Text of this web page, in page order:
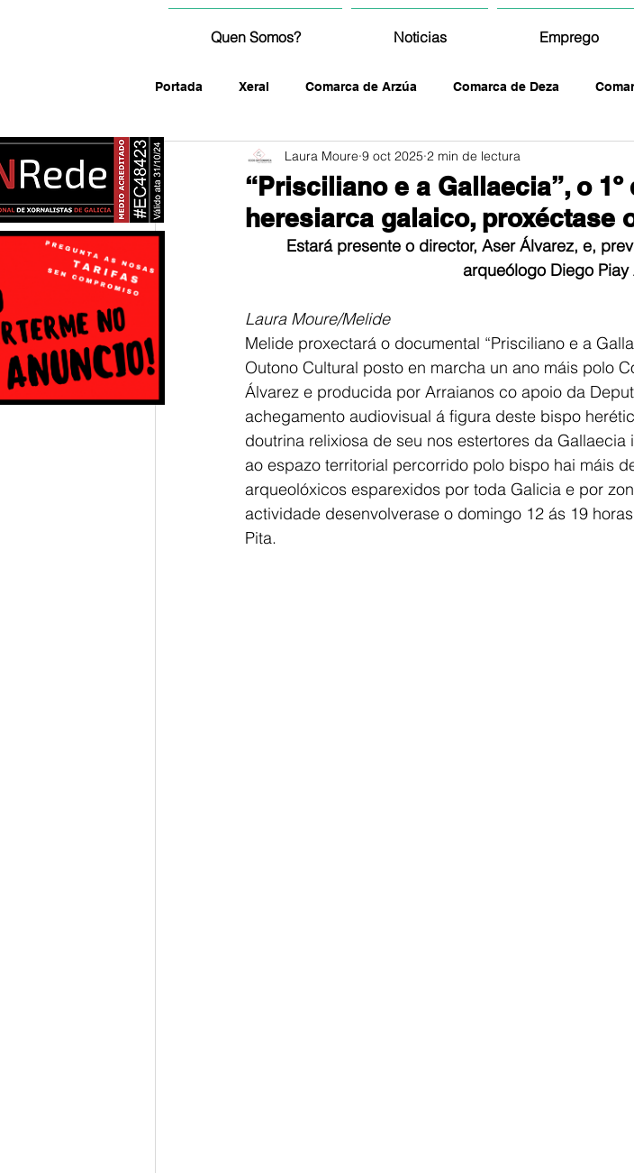
Quen Somos? Noticias Emprego
Portada Xeral Comarca de Arzúa Comarca de Deza
fotografía
“Prisciliano e a Gallaecia”, o
heresiarca galaico, proxéctase
Laura Moure 9 oct 2025 2 min de lectura
Estará presente o director, Aser Álvarez, e,
arqueólogo Diego Piay
Laura Moure/Melide
Melide proxectará o documental “Prisciliano e a
Outono Cultural posto en marcha un ano máis polo
Álvarez e producida por Arraianos co apoio da
achegamento audiovisual á figura deste bispo
doutrina relixiosa de seu nos estertores da
ao espazo territorial percorrido polo bispo hai máis
arqueolóxicos esparexidos por toda Galicia e por
actividade desenvolverase o domingo 12 ás 19
Pita.